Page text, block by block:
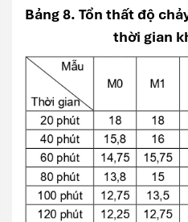
Bảng 8. Tổn thất độ
thời gian